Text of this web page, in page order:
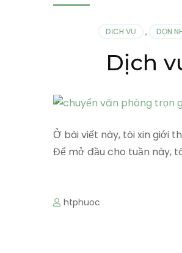
DỊCH VỤ , DỌN
Dịch
Ở bài viết này, tôi xin giới
Để mở đầu cho tuần này,
htphuoc